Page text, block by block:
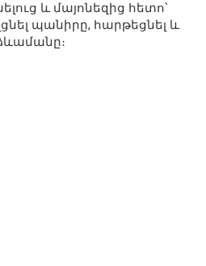
և մայոնեզից հետո՝
պանիրը, հարթեցնել և